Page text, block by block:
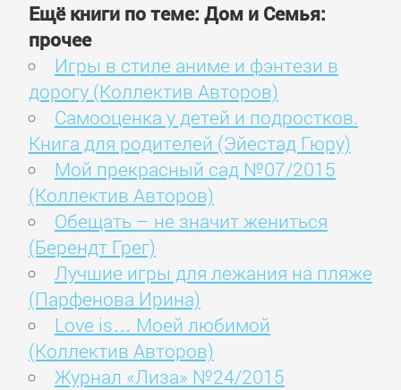
Ещё книги по теме: Дом и Семья:
прочее
Игры в стиле аниме и фэнтези в
дорогу (Коллектив Авторов)
Самооценка у детей и подростков.
Книга для родителей (Эйестад Гюру)
Мой прекрасный сад №07/2015
(Коллектив Авторов)
Обещать – не значит жениться
(Берендт Грег)
Лучшие игры для лежания на пляже
(Парфенова Ирина)
Love is… Моей любимой
(Коллектив Авторов)
Журнал «Лиза» №24/2015